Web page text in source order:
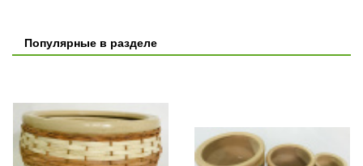
Популярные в разделе